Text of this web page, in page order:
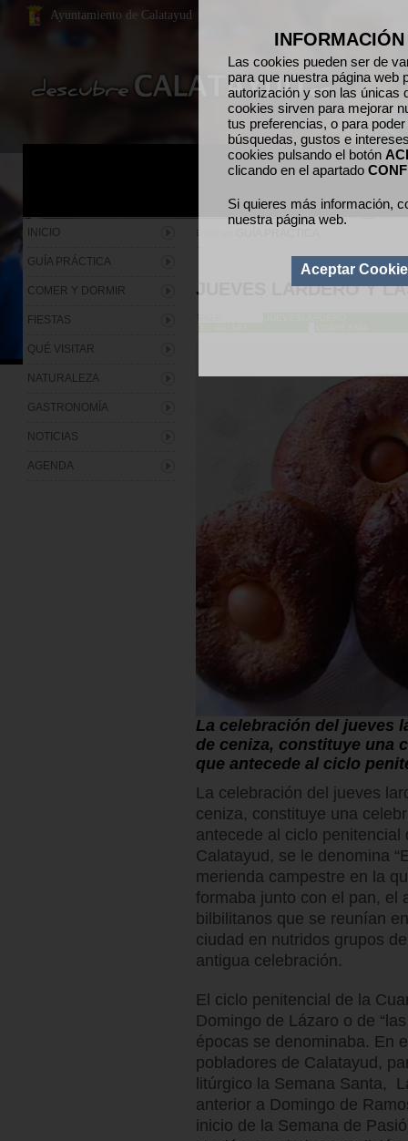
Las cookies pueden ser de
para que nuestra página web
autorización y son las únicas
cookies sirven para mejorar
tus preferencias, o para
búsquedas, gustos e
cookies pulsando el botón
clicando en el apartado
Si quieres más información,
nuestra página web.
Aceptar
JUEVES LARDERO Y
TAGS:
La celebración del jueves
de ceniza, constituye una
que antecede al ciclo
La celebración del jueves
ceniza, constituye una
antecede al ciclo
Calatayud, se le denomina
merienda campestre en la
formaba junto con el pan, el
bilbilitanos que se reunían
ciudad en nutridos grupos
antigua celebración.
El ciclo penitencial de la
Domingo de Lázaro o de
épocas se denominaba. En
pobladores de Calatayud,
litúrgico la Semana Santa,
anterior a Domingo de
inicio de la Semana de
INICIO
GUÍA PRÁCTICA
COMER Y DORMIR
FIESTAS
QUÉ VISITAR
NATURALEZA
GASTRONOMÍA
NOTICIAS
AGENDA
Ayuntamiento de Calatayud